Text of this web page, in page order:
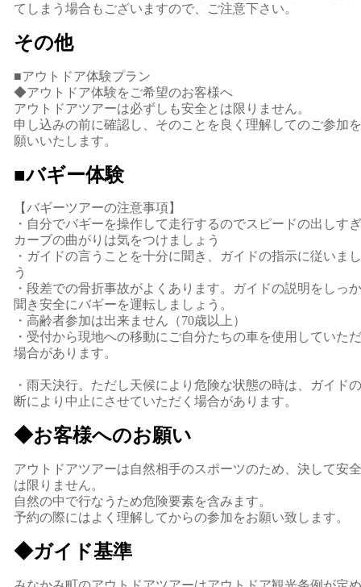
てしまう場合もございますので、ご注意下さい。
その他
■アウトドア体験プラン
◆アウトドア体験をご希望のお客様へ
アウトドアツアーは必ずしも安全とは限りません。
申し込みの前に確認し、そのことを良く理解してのご参加
願いいたします。
■バギー体験
【バギーツアーの注意事項】
・自分でバギーを操作して走行するのでスピードの出しす
カーブの曲がりは気をつけましょう
・ガイドの言うことを十分に聞き、ガイドの指示に従いま
う
・段差での骨折事故がよくあります。ガイドの説明をしっ
聞き安全にバギーを運転しましょう。
・高齢者参加は出来ません（70歳以上）
・受付から現地への移動にご自分たちの車を使用していた
場合があります。
・雨天決行。ただし天候により危険な状態の時は、ガイド
断により中止にさせていただく場合があります。
◆お客様へのお願い
アウトドアツアーは自然相手のスポーツのため、決して安
は限りません。
自然の中で行なうため危険要素を含みます。
予約の際にはよく理解してからの参加をお願い致します。
◆ガイド基準